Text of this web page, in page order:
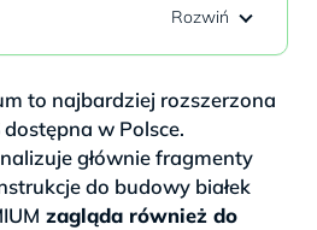
to najbardziej rozszerzona
w Polsce.
głównie fragmenty
do budowy białek
zagląda również do